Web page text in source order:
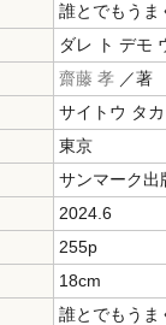
誰とでもうま
ダレ ト デモ
齋藤 孝 ／著
サイトウ タ
東京
サンマーク出
2024.6
255p
18cm
誰とでもうま